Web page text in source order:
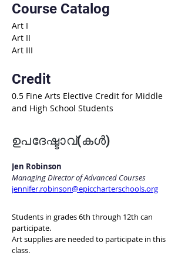
Course Catalog
Art I
Art II
Art III
Credit
0.5 Fine Arts Elective Credit for Middle
and High School Students
ഉപദേഷ്ടാവ്(കൾ)
Jen Robinson
Managing Director of Advanced Courses
jennifer.robinson@epiccharterschools.org
Students in grades 6th through 12th can
participate.
Art supplies are needed to participate in this
class.